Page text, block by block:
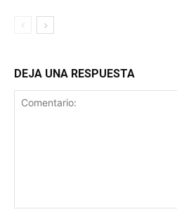
DEJA UNA RESPUESTA